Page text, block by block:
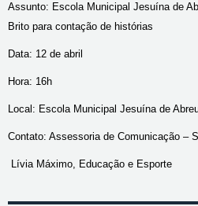
Assunto: Escola Municipal Jesuína de
Brito para contação de histórias
Data: 12 de abril
Hora: 16h
Local: Escola Municipal Jesuína de
Contato: Assessoria de Comunicação –
Lívia Máximo, Educação e Esporte